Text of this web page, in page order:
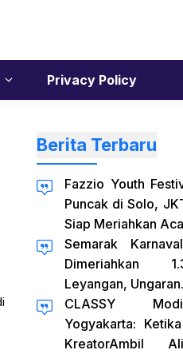
Privacy Policy
Berita Terbaru
Fazzio Youth
Puncak di Solo,
Siap Meriahkan
Semarak
Dimeriahkan
Leyangan,
CLASSY
Yogyakarta:
KreatorAmbil